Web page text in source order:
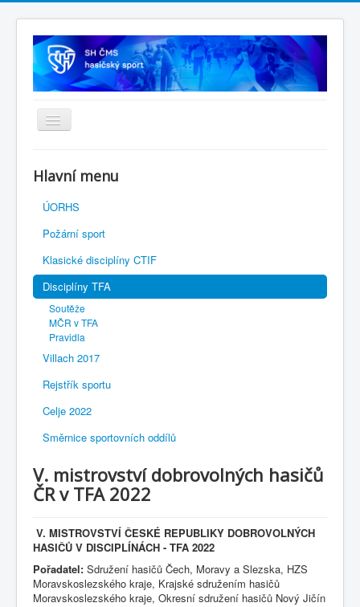
SH ČMS
Hlavní menu
ÚORHS
Požární sport
Klasické disciplíny CTIF
Disciplíny TFA
Soutěže
MČR v TFA
Pravidla
Villach 2017
Rejstřík sportu
Celje 2022
Směrnice sportovních oddílů
V. mistrovství dobrovolných hasičů
ČR v TFA 2022
V. MISTROVSTVÍ ČESKÉ REPUBLIKY DOBROVOLNÝCH
HASIČŮ V DISCIPLÍNÁCH - TFA 2022
Pořadatel: Sdružení hasičů Čech, Moravy a Slezska, HZS
Moravskoslezského kraje, Krajské sdružením hasičů
Moravskoslezského kraje, Okresní sdružení hasičů Nový Jičín